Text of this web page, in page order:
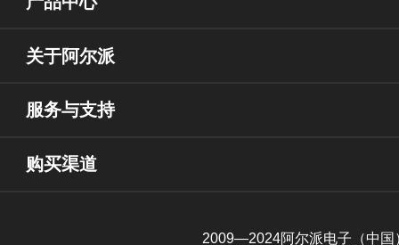
关于阿尔派
服务与支持
购买渠道
2009—2024阿尔派电子（中国